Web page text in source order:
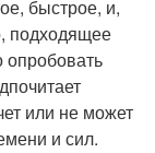
быстрое, и,
подходящее
опробовать
или не может
и сил.